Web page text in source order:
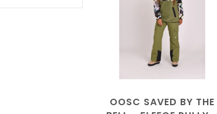
OOSC SAVED BY THE